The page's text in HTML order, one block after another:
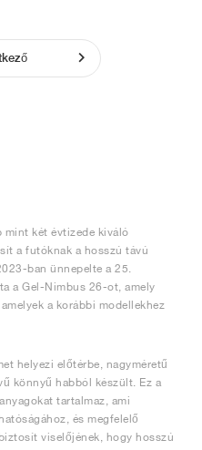
két évtizede kiváló
a futóknak a hosszú távú
ban ünnepelte a 25.
a Gel-Nimbus 26-ot, amely
a korábbi modellekhez
helyezi előtérbe, nagyméretű
könnyű habból készült. Ez a
tartalmaz, ami
és megfelelő
viselőjének, hogy hosszú